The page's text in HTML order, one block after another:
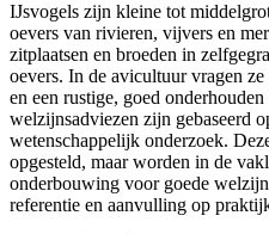
IJsvogels zijn kleine tot
oevers van rivieren, vijvers en
zitplaatsen en broeden in
oevers. In de avicultuur vragen
en een rustige, goed
welzijnsadviezen zijn gebaseerd
wetenschappelijk onderzoek.
opgesteld, maar worden in de
onderbouwing voor goede
referentie en aanvulling op